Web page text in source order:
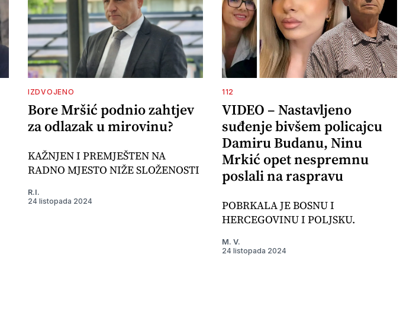
IZDVOJENO
Bore Mršić podnio zahtjev
za odlazak u mirovinu?
KAŽNJEN I PREMJEŠTEN NA
RADNO MJESTO NIŽE SLOŽENOSTI
R.I.
24 listopada 2024
112
VIDEO – Nastavljeno
suđenje bivšem policajcu
Damiru Budanu, Ninu
Mrkić opet nespremnu
poslali na raspravu
POBRKALA JE BOSNU I
HERCEGOVINU I POLJSKU.
M. V.
24 listopada 2024